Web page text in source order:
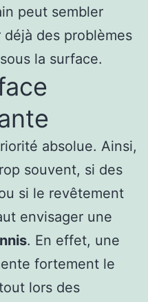
peut sembler
des problèmes
la surface.
absolue. Ainsi,
souvent, si des
si le revêtement
envisager une
. En effet, une
fortement le
lors des